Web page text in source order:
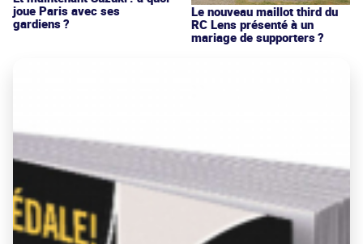
joue Paris avec ses
gardiens ?
Le nouveau maillot third du
RC Lens présenté à un
mariage de supporters ?